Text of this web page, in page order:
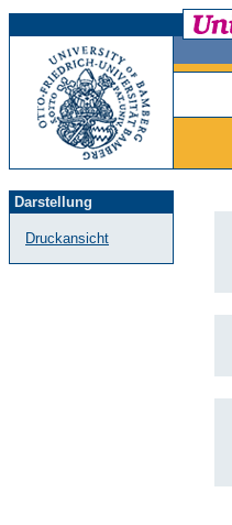
Darstellung
Druckansicht